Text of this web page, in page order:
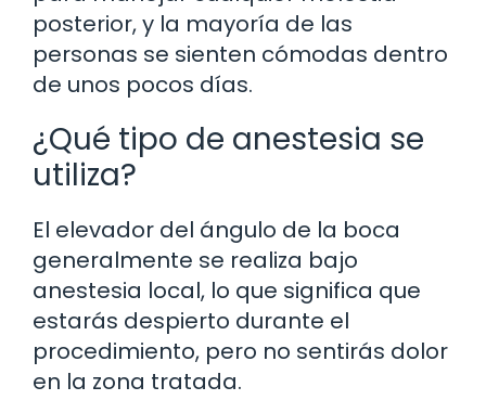
posterior, y la mayoría de las
personas se sienten cómodas dentro
de unos pocos días.
¿Qué tipo de anestesia se
utiliza?
El elevador del ángulo de la boca
generalmente se realiza bajo
anestesia local, lo que significa que
estarás despierto durante el
procedimiento, pero no sentirás dolor
en la zona tratada.